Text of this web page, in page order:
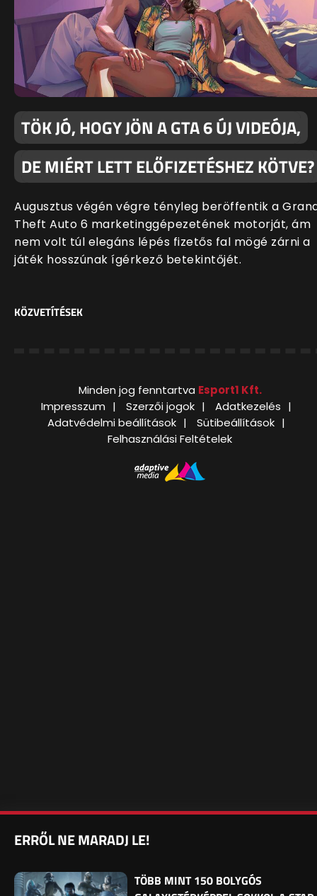
TÖK JÓ, HOGY JÖN A GTA 6 ÚJ VIDEÓJA,
DE MIÉRT LETT ELŐFIZETÉSHEZ KÖTVE?
Augusztus végén végre tényleg beröffentik a
Theft Auto 6 marketinggépezetének motorját, ám
nem volt túl elegáns lépés fizetős fal mögé zárni a
játék hosszúnak ígérkező betekintőjét.
KÖZVETÍTÉSEK
Minden jog fenntartva Esport1 Kft.
Impresszum
Szerzői jogok
Adatkezelés
Adatvédelmi beállítások
Sütibeállítások
Felhasználási Feltételek
ERRŐL NE MARADJ LE!
TÖBB MINT 150 BOLYGÓS